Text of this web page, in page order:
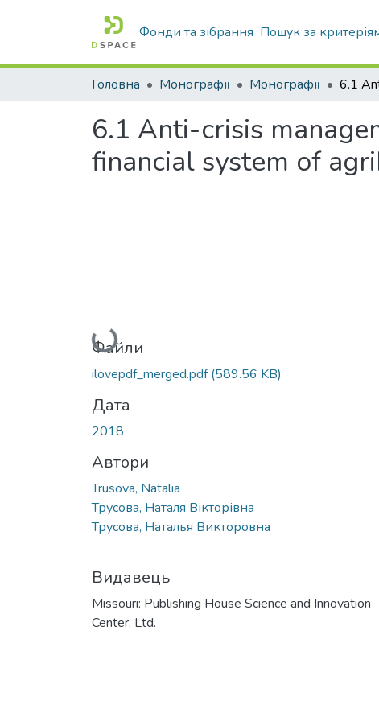
Фонди та зібрання Пошук за
Головна Монографії Монографії
6.1 Anti-crisis
financial system of
Вантажиться...
Файли
ilovepdf_merged.pdf(589.56 KB)
Дата
2018
Автори
Trusova, Natalia
Трусова, Наталя Вікторівна
Трусова, Наталья Викторовна
Видавець
Missouri: Publishing House Science and Innovation
Center, Ltd.